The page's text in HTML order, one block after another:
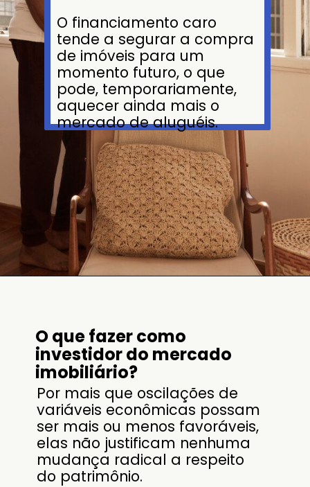
O financiamento caro
tende a segurar a compra
de imóveis para um
momento futuro, o que
pode, temporariamente,
aquecer ainda mais o
mercado de aluguéis.
O que fazer como
investidor do mercado
imobiliário?
Por mais que oscilações de
variáveis econômicas possam
ser mais ou menos favoráveis,
elas não justificam nenhuma
mudança radical a respeito
do patrimônio.